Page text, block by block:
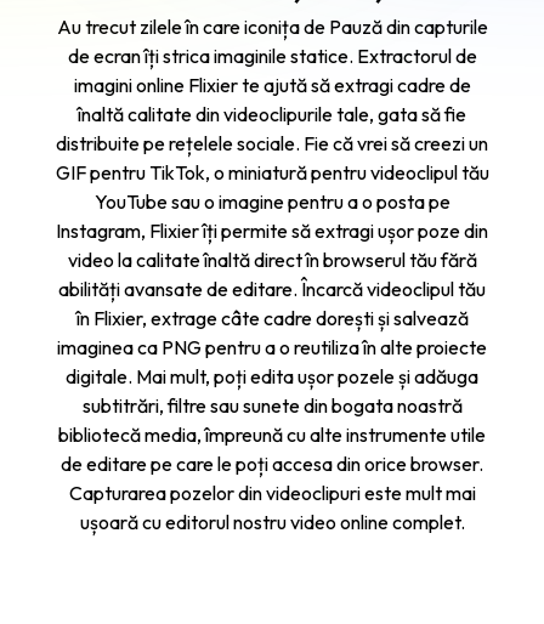
Au trecut zilele în care iconița de Pauzădin capturile
de ecran îți strica imaginile statice. Extractorul de
imagini online Flixier te ajută să extragi cadre de
înaltă calitate din videoclipurile tale, gata să fie
distribuite pe rețelele sociale. Fie că vrei să creezi un
GIF pentru TikTok, o miniatură pentru videoclipul tău
YouTube sau o imagine pentru a o posta pe
Instagram, Flixier îți permite să extragi ușor poze din
video la calitate înaltă direct în browserul tău fără
abilități avansate de editare. Încarcă videoclipul tău
în Flixier, extrage câte cadre dorești și salvează
imaginea ca PNG pentru a o reutiliza în alte proiecte
digitale. Mai mult, poți edita ușor pozele și adăuga
subtitrări, filtre sau sunete din bogata noastră
bibliotecă media, împreună cu alte instrumente utile
de editare pe care le poți accesa din orice browser.
Capturarea pozelor din videoclipuri este mult mai
ușoară cu editorul nostru video online complet.